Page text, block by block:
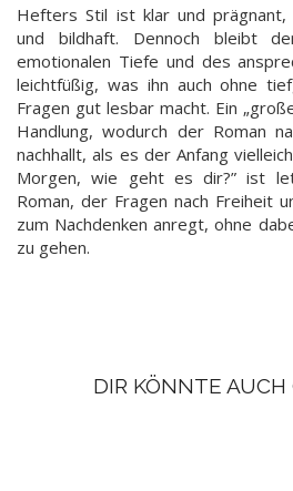
Hefters Stil ist klar und prägnant,
und bildhaft. Dennoch bleibt
emotionalen Tiefe und des
leichtfüßig, was ihn auch ohne
Fragen gut lesbar macht. Ein
Handlung, wodurch der Roman
nachhallt, als es der Anfang
Morgen, wie geht es dir?” ist
Roman, der Fragen nach Freiheit
zum Nachdenken anregt, ohne
zu gehen.
DIR KÖNNTE AUCH